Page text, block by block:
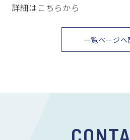
詳細はこちらから
一覧ページへ